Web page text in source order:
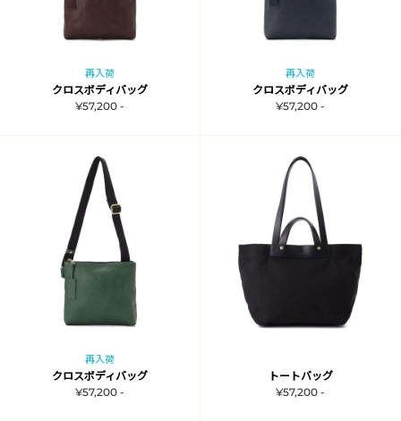
再入荷
クロスボディバッグ
¥57,200 -
再入荷
クロスボディバッグ
¥57,200 -
再入荷
クロスボディバッグ
¥57,200 -
トートバッグ
¥57,200 -